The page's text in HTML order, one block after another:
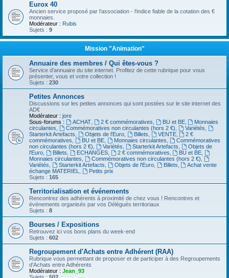
Eurox 40
Ancien service proposé par l'association - l'indice fiable de la cotation des €
monnaies.
Modérateur : Rubis
Sujets : 9
Mission "Animation"
Annuaire des membres / Qui êtes-vous ?
Service d'annuaire du site internet. Profitez de cette rubrique pour vous
présenter, vous et votre collection !
Sujets : 230
Petites Annonces
Discussions sur les petites annonces qui sont postées sur le site internet des
AD€
Modérateur : jore
Sous-forums :
ACHAT, 2 € commémoratives BU et BE,
Monnaies
circulantes
Commémoratives non circulantes (hors 2 €) Variétés
Starterkit Artefacts
Objets de l'Euro, Billets VENTE,
2 €
commémoratives
BU et BE, Monnaies circulantes
Commémoratives
non circulantes (hors 2 €)
Variétés Starterkit Artefacts
Objets de
l'Euro
Billets ECHANGES, 2 € commémoratives BU et BE
Monnaies circulantes
Commémoratives non circulantes (hors 2 €)
Variétés
Starterkit Artefacts Objets de l'Euro, Billets
Achat vente
échange MATERIEL
Petits prix
Sujets : 165
Territorialisation et événements
Rencontrez des adhérents à proximité de chez vous ! Rencontres et
événements organisés par vos Délégués territoriaux
Sujets : 8
Bourses / Expositions
Retrouvez ici vos bons plans du week-end
Sujets : 602
Regroupement d'Achats entre Adhérent (RAA)
Rubrique vous permettant de proposer et de participer à des Regroupements
d'Achats entre Adhérents
Modérateur : Jean_93